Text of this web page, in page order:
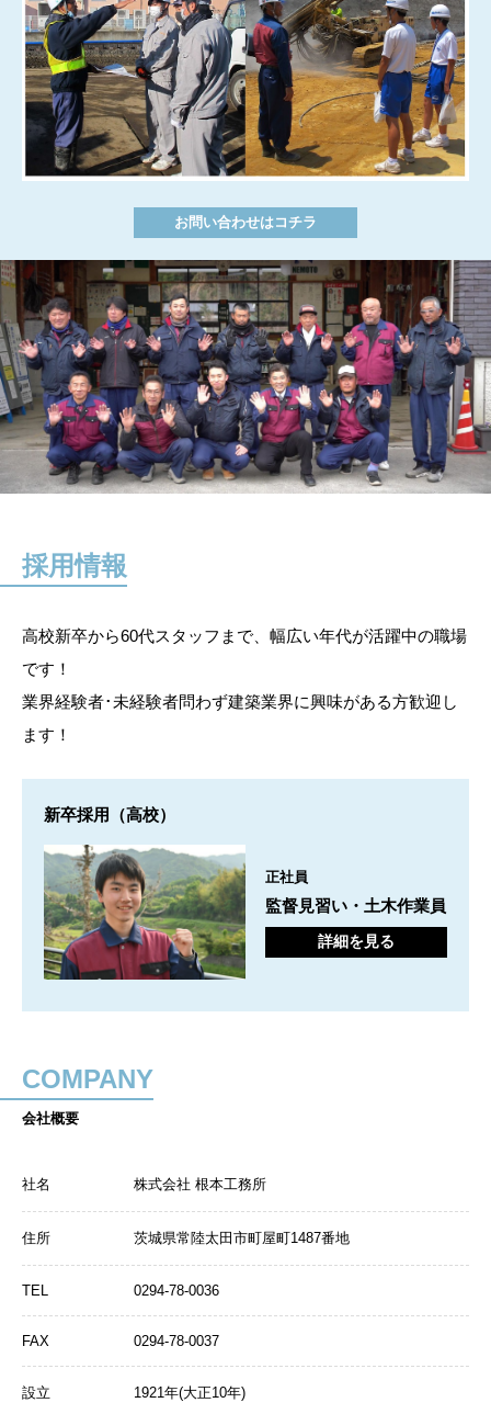
お問い合わせはコチラ
採用情報
高校新卒から60代スタッフまで、幅広い年代が活躍中の職場
です！
業界経験者･未経験者問わず建築業界に興味がある方歓迎し
ます！
新卒採用（高校）
正社員
監督見習い・土木作業員
詳細を見る
COMPANY
会社概要
社名 株式会社 根本工務所
住所 茨城県常陸太田市町屋町1487番地
TEL 0294-78-0036
FAX 0294-78-0037
設立 1921年(大正10年)